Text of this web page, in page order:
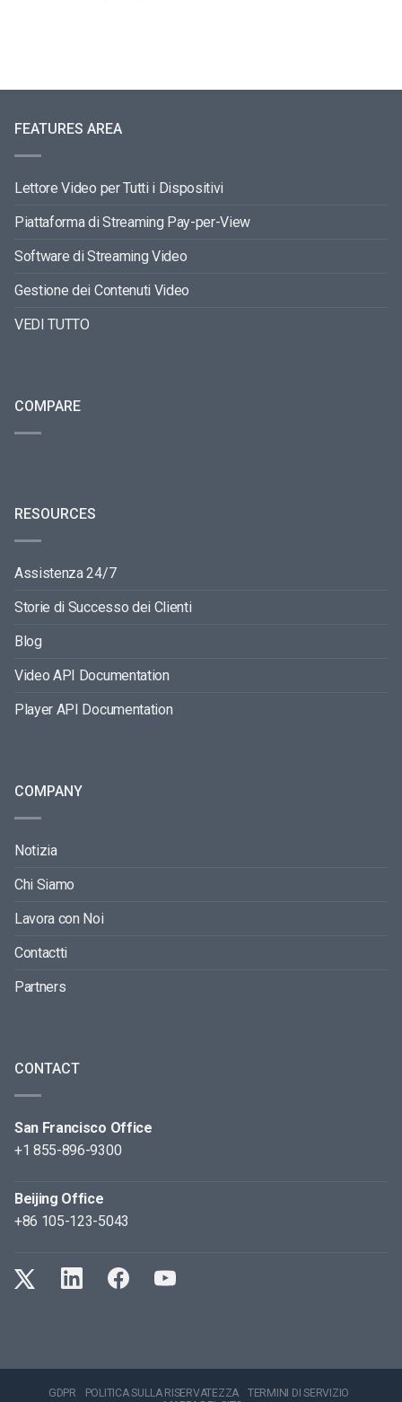
FEATURES AREA
Lettore Video per Tutti i Dispositivi
Piattaforma di Streaming Pay-per-View
Software di Streaming Video
Gestione dei Contenuti Video
VEDI TUTTO
COMPARE
RESOURCES
Assistenza 24/7
Storie di Successo dei Clienti
Blog
Video API Documentation
Player API Documentation
COMPANY
Notizia
Chi Siamo
Lavora con Noi
Contactti
Partners
CONTACT
San Francisco Office
+1 855-896-9300
Beijing Office
+86 105-123-5043
GDPR POLITICA SULLA RISERVATEZZA
TERMINI DI SERVIZIO